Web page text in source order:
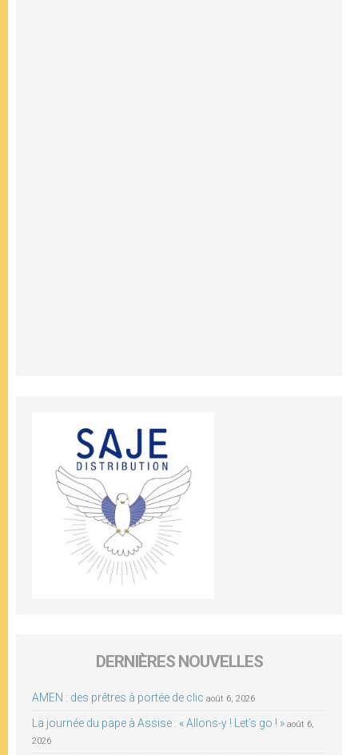
DERNIÈRES NOUVELLES
AMEN : des prêtres à portée de clic août 6, 2026
La journée du pape à Assise : « Allons-y ! Let’s go ! » août 6,
2026